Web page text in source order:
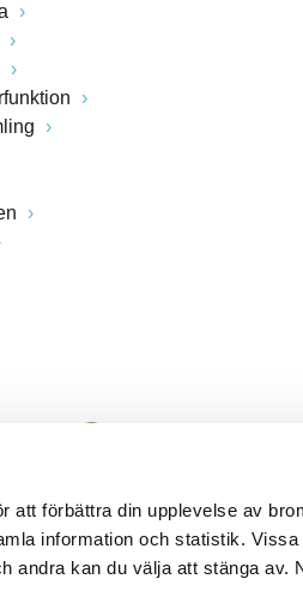
att förbättra din upplevelse av
information och statistik.
andra kan du välja att stänga av.